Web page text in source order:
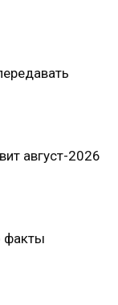
август-2026
факты